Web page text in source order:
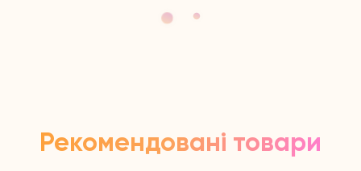
Рекомендовані товари